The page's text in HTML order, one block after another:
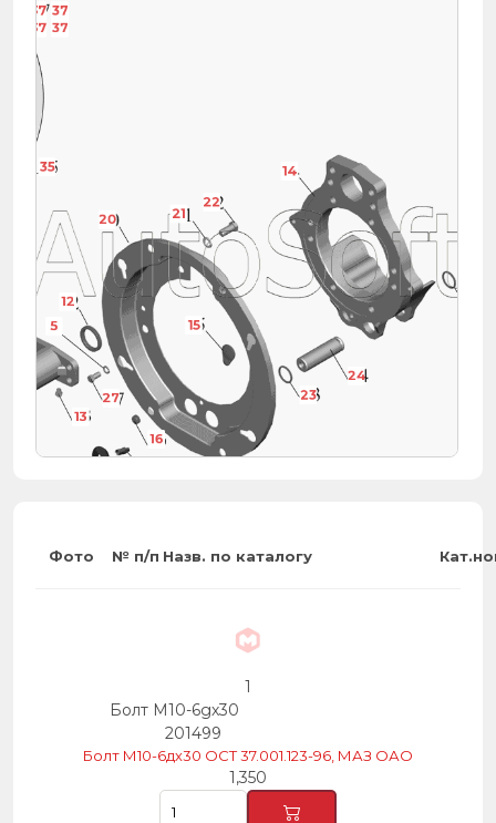
5
12
13
14
15
16
20 21
22
23
24
27
35
37
37
37
37
47
Фото № п/п Назв. по каталогу
1
Болт М10-6gх30
201499
Болт М10-6дх30 ОСТ 37.001.123-96, МАЗ ОАО
1,350